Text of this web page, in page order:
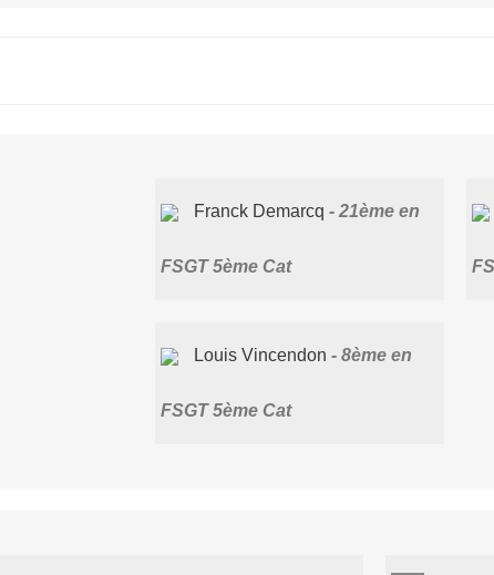
Franck Demarcq 21ème en
FSGT 5ème Cat
Louis Vincendon 8ème en
FSGT 5ème Cat